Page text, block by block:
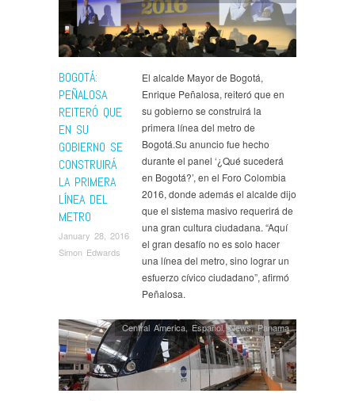
BOGOTÁ:
PEÑALOSA
REITERÓ QUE
EN SU
GOBIERNO SE
CONSTRUIRÁ
LA PRIMERA
LÍNEA DEL
METRO
January 28, 2016
Simon Edwards
El alcalde Mayor de Bogotá,
Enrique Peñalosa, reiteró que en
su gobierno se construirá la
primera línea del metro de
Bogotá.Su anuncio fue hecho
durante el panel ‘¿Qué sucederá
en Bogotá?’, en el Foro Colombia
2016, donde además el alcalde dijo
que el sistema masivo requerirá de
una gran cultura ciudadana. “Aquí
el gran desafío no es solo hacer
una línea del metro, sino lograr un
esfuerzo cívico ciudadano”, afirmó
Peñalosa.
Central America, Español,News,Panama